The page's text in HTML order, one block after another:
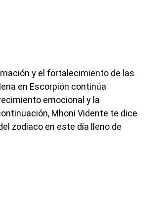
y el fortalecimiento de las
en Escorpión continúa
emocional y la
Mhoni Vidente te dice
zodiaco en este día lleno de